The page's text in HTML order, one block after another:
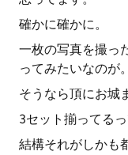
確かに確かに。
一枚の写真を撮っ
ってみたいなのが。
そうなら頂にお城
3セット揃ってる
結構それがしかも